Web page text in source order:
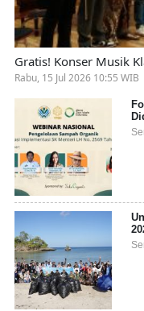
Gratis! Konser Musik
Rabu, 15 Jul 2026 10:55 WIB